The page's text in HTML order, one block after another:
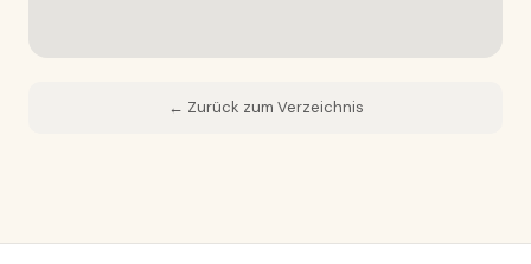
← Zurück zum Verzeichnis